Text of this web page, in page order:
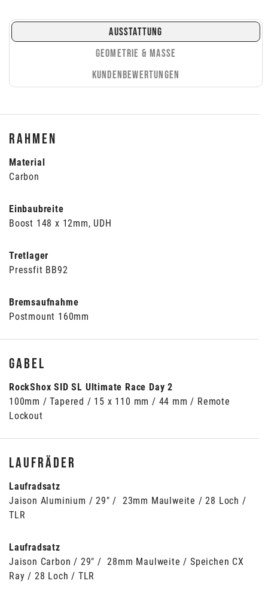
AUSSTATTUNG
GEOMETRIE & MASSE
KUNDENBEWERTUNGEN
Rahmen
Material
Carbon
Einbaubreite
Boost 148 x 12mm, UDH
Tretlager
Pressfit BB92
Bremsaufnahme
Postmount 160mm
Gabel
RockShox SID SL Ultimate Race Day 2
100mm / Tapered / 15 x 110 mm / 44 mm / Remote
Lockout
Laufräder
Laufradsatz
Jaison Aluminium / 29" / 23mm Maulweite / 28 Loch /
TLR
Laufradsatz
Jaison Carbon / 29" / 28mm Maulweite / Speichen CX
Ray / 28 Loch / TLR